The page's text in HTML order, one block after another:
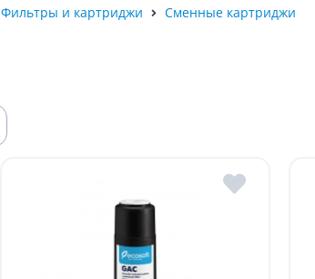
Фильтры и картриджи Сменные картриджи